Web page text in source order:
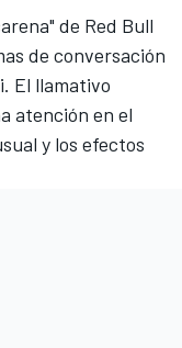
de Red Bull
de conversación
El llamativo
atención en el
y los efectos